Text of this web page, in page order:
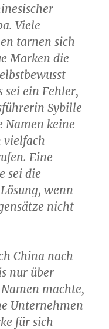
Viele
tarnen sich
Marken die
sei ein Fehler,
Sybille
Namen keine
vielfach
Eine
sei die
wenn
nicht
China nach
nur über
machte,
Unternehmen
für sich